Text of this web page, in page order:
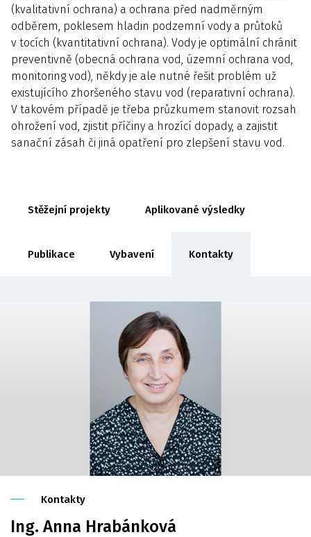
(kvalitativní ochrana) a ochrana před nadměrným
odběrem, poklesem hladin podzemní vody a průtoků
v tocích (kvantitativní ochrana). Vody je optimální chránit
preventivně (obecná ochrana vod, územní ochrana vod,
monitoring vod), někdy je ale nutné řešit problém už
existujícího zhoršeného stavu vod (reparativní ochrana).
V takovém případě je třeba průzkumem stanovit rozsah
ohrožení vod, zjistit příčiny a hrozící dopady, a zajistit
sanační zásah či jiná opatření pro zlepšení stavu vod.
Stěžejní projekty Aplikované výsledky
Publikace Vybavení Kontakty
Kontakty
Ing. Anna Hrabánková